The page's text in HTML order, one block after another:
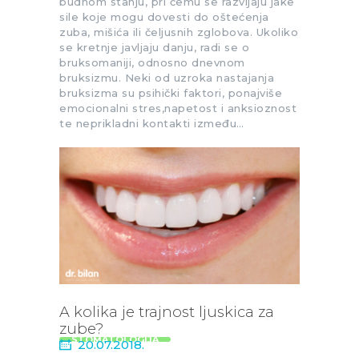
sile koje mogu dovesti do oštećenja
zuba, mišića ili čeljusnih zglobova. Ukoliko
se kretnje javljaju danju, radi se o
bruksomaniji, odnosno dnevnom
bruksizmu. Neki od uzroka nastajanja
bruksizma su psihički faktori, ponajviše
emocionalni stres,napetost i anksioznost
te neprikladni kontakti između…
A kolika je trajnost ljuskica za
zube?
STOMATOLOGIJA
20.07.2018.